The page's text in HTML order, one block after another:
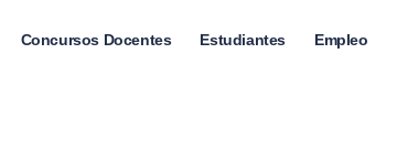
Concursos Docentes Estudiantes Empleo